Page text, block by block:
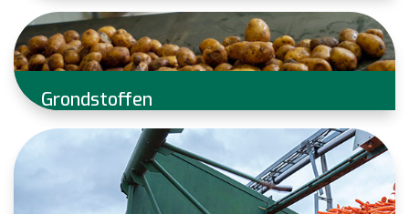
EcoFuels is producent van 100% groene energie uit
organische reststromen
Grondstoffen
EcoFuels verwerkt jaarlijks 100.000 ton ‘natte’
organische reststromen (+ 10% droge stof).